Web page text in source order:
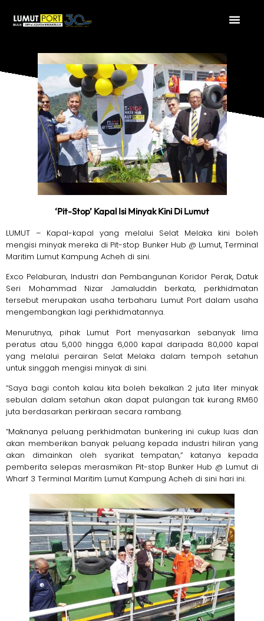
‘Pit-Stop’ Kapal Isi Minyak Kini Di Lumut
LUMUT – Kapal-kapal yang melalui Selat Melaka kini boleh
mengisi minyak mereka di Pit-stop Bunker Hub @ Lumut, Terminal
Maritim Lumut Kampung Acheh di sini.
Exco Pelaburan, Industri dan Pembangunan Koridor Perak, Datuk
Seri Mohammad Nizar Jamaluddin berkata, perkhidmatan
tersebut merupakan usaha terbaharu Lumut Port dalam usaha
mengembangkan lagi perkhidmatannya.
Menurutnya, pihak Lumut Port menyasarkan sebanyak lima
peratus atau 5,000 hingga 6,000 kapal daripada 80,000 kapal
yang melalui perairan Selat Melaka dalam tempoh setahun
untuk singgah mengisi minyak di sini.
“Saya bagi contoh kalau kita boleh bekalkan 2 juta liter minyak
sebulan dalam setahun akan dapat pulangan tak kurang RM60
juta berdasarkan perkiraan secara rambang.
“Maknanya peluang perkhidmatan bunkering ini cukup luas dan
akan memberikan banyak peluang kepada industri hiliran yang
akan dimainkan oleh syarikat tempatan,” katanya kepada
pemberita selepas merasmikan Pit-stop Bunker Hub @ Lumut di
Wharf 3 Terminal Maritim Lumut Kampung Acheh di sini hari ini.